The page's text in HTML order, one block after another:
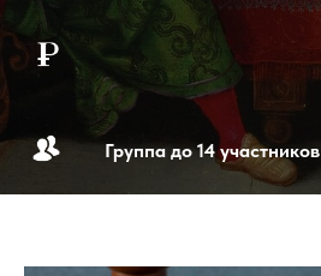
Группа до 14 участников